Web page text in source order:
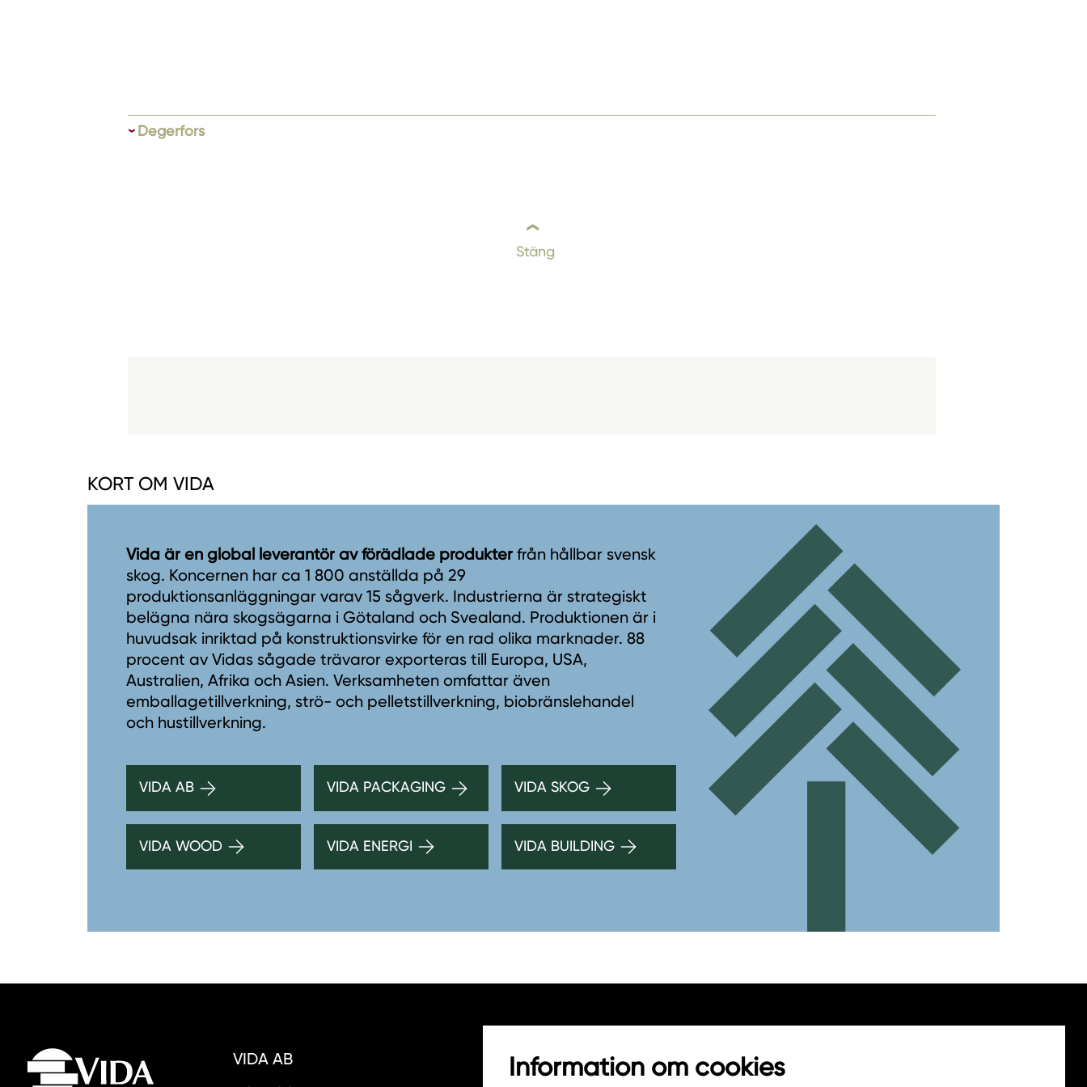
Degerfors
Stäng
KORT OM VIDA
Vida är en global leverantör av förädlade produkter från hållbar svensk
skog. Koncernen har ca 1 800 anställda på 29
produktionsanläggningar varav 15 sågverk. Industrierna är strategiskt
belägna nära skogsägarna i Götaland och Svealand. Produktionen är i
huvudsak inriktad på konstruktionsvirke för en rad olika marknader. 88
procent av Vidas sågade trävaror exporteras till Europa, USA,
Australien, Afrika och Asien. Verksamheten omfattar även
emballagetillverkning, strö- och pelletstillverkning, biobränslehandel
och hustillverkning.
VIDA AB VIDA PACKAGING VIDA SKOG
VIDA WOOD VIDA ENERGI VIDA BUILDING
VIDA AB
HITTA INKÖPARE
Information om cookies